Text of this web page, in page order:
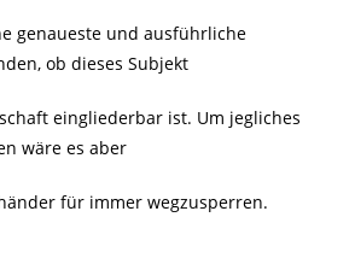
genaueste und ausführliche
ob dieses Subjekt
eingliederbar ist. Um jegliches
wäre es aber
für immer wegzusperren.